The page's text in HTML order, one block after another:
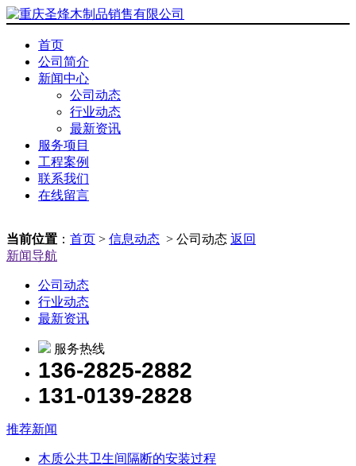
首页
公司简介
新闻中心
公司动态
行业动态
最新资讯
服务项目
工程案例
联系我们
在线留言
当前位置 ： 首页 > 信息动态 > 公司动态 返回
新闻导航
公司动态
行业动态
最新资讯
服务热线
136-2825-2882
131-0139-2828
推荐新闻
木质公共卫生间隔断的安装过程